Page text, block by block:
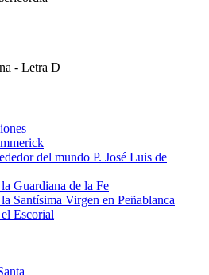
- Letra D
del mundo P. José Luis de
Guardiana de la Fe
Santísima Virgen en Peñablanca
Escorial